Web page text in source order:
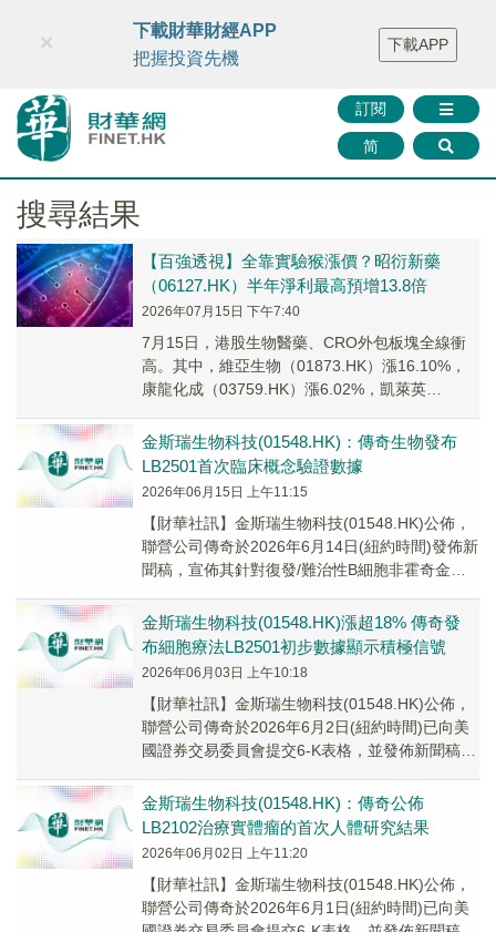
財華智庫網 FINTV FINMETA 財華證券 媒體矩陣
智庫沙龍
聯絡我們
訂閱
简
×
下載財華財經APP
把握投資先機
下載APP
搜尋結果
【百強透視】全靠實驗猴漲價？昭衍新藥
（06127.HK）半年淨利最高預增13.8倍
2026年07月15日 下午7:40
7月15日，港股生物醫藥、CRO外包板塊全線衝
高。其中，維亞生物（01873.HK）漲16.10%，
康龍化成（03759.HK）漲6.02%，凱萊英
金斯瑞生物科技(01548.HK)：傳奇生物發布
LB2501首次臨床概念驗證數據
2026年06月15日 上午11:15
【財華社訊】金斯瑞生物科技(01548.HK)公佈，
聯營公司傳奇於2026年6月14日(紐約時間)發佈新
聞稿，宣佈其針對復發/難治性B細胞非霍奇金淋
金斯瑞生物科技(01548.HK)漲超18% 傳奇發
布細胞療法​LB2501初步數據顯示積極信號
2026年06月03日 上午10:18
【財華社訊】金斯瑞生物科技(01548.HK)公佈，
聯營公司傳奇於2026年6月2日(紐約時間)已向美
國證券交易委員會提交6-K表格，並發佈新聞稿宣
金斯瑞生物科技(01548.HK)：傳奇公佈
LB2102治療實體瘤的首次人體研究結果
2026年06月02日 上午11:20
​【財華社訊】金斯瑞生物科技(01548.HK)公佈，
聯營公司傳奇於2026年6月1日(紐約時間)已向美